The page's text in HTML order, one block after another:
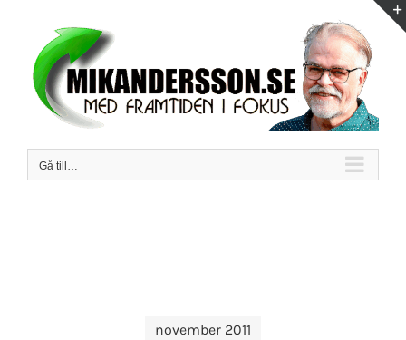
innehållet
Gå till…
november 2011